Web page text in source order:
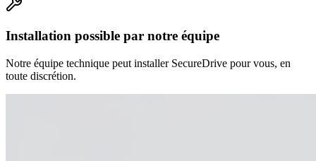
Installation possible par notre équipe
Notre équipe technique peut installer SecureDrive pour vous, en
toute discrétion.